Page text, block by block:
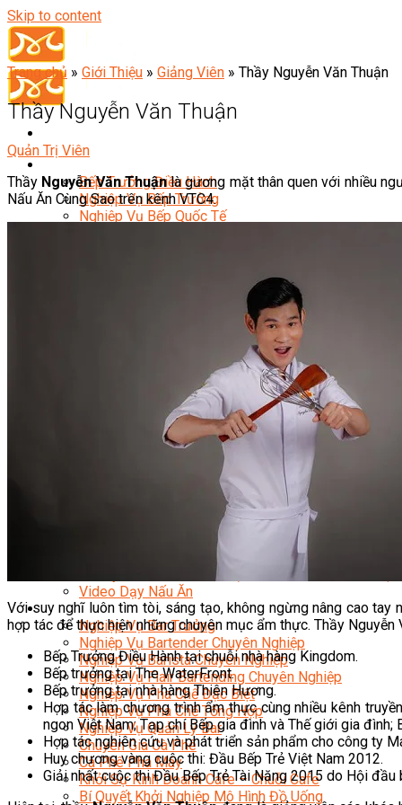
Skip to content
Bếp Trưởng Điều Hành
Nghiệp Vụ Bếp Trưởng
Nghiệp Vụ Bếp Quốc Tế
Nghiệp Vụ Bếp Trưởng Bếp Nhật
Nghiệp Vụ Bếp Trưởng Bếp Hoa
Nghiệp Vụ Quản Lý Bếp
Nghiệp Vụ Cấp Dưỡng
Nghiệp Vụ Bếp Phụ
Điểm Tâm Hồng Kông
Khởi Sự Kinh Doanh Ngành F&B
Khởi Sự Kinh Doanh Nhà Hàng
Bí Quyết Kinh Doanh và Vận Hành Mô Hình Ẩm Thực
Video Dạy Nấu Ăn
Pha Chế
Nghiệp Vụ Bar Trưởng
Nghiệp Vụ Bartender Chuyên Nghiệp
Nghiệp Vụ Barista Chuyên Nghiệp
Nghiệp Vụ Flair Bartending Chuyên Nghiệp
Nghiệp Vụ Pha Chế Đặc Biệt
Nghiệp Vụ Pha Chế Tổng Hợp
Nghiệp Vụ Quản Lý Bar
Chuyên Gia Cà Phê
Cà Phê Pha Máy
Khởi Sự Kinh Doanh Cafe – Chuỗi Cafe
Bí Quyết Khởi Nghiệp Mô Hình Đồ Uống
Trang chủ » Giới Thiệu » Giảng Viên » Thầy Nguyễn Văn Thuận
Thầy Nguyễn Văn Thuận
Quản Trị Viên
Thầy Nguyễn Văn Thuậnlà gương mặt thân quen với nhiều
Nấu Ăn Cùng Sao trên kênh VTC4.
Với suy nghĩ luôn tìm tòi, sáng tạo, không ngừng nâng cao
hợp tác để thực hiện những chuyên mục ẩm thực. Thầy
Bếp Trưởng Điều Hành tại chuỗi nhà hàng Kingdom.
Bếp trưởng tại The WaterFront.
Bếp trưởng tại nhà hàng Thiên Hương.
Hợp tác làm chương trình ẩm thực cùng nhiều kênh
ngon Việt Nam; Tạp chí Bếp gia đình và Thế giới gia đình;
Hợp tác nghiên cứu và phát triển sản phẩm cho công ty
Huy chương vàng cuộc thi: Đầu Bếp Trẻ Việt Nam 2012.
Giải nhất cuộc thi Đầu Bếp Trẻ Tài Năng 2015 do Hội